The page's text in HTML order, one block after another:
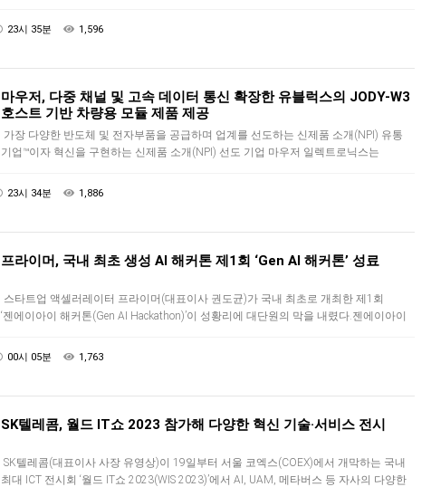
23시 35분 1,596
마우저, 다중 채널 및 고속 데이터 통신 확장한 유블럭스의 JODY-W3
호스트 기반 차량용 모듈 제품 제공
가장 다양한 반도체 및 전자부품을 공급하며 업계를 선도하는 신제품 소개(NPI) 유통
기업™이자 혁신을 구현하는 신제품 소개(NPI) 선도 기업 마우저 일렉트로닉스는
23시 34분 1,886
프라이머, 국내 최초 생성 AI 해커톤 제1회 ‘Gen AI 해커톤’ 성료
스타트업 액셀러레이터 프라이머(대표이사 권도균)가 국내 최초로 개최한 제1회
‘젠에이아이 해커톤(Gen AI Hackathon)’이 성황리에 대단원의 막을 내렸다.젠에이아이
00시 05분 1,763
SK텔레콤, 월드 IT쇼 2023 참가해 다양한 혁신 기술·서비스 전시
SK텔레콤(대표이사 사장 유영상)이 19일부터 서울 코엑스(COEX)에서 개막하는 국내
최대 ICT 전시회 ‘월드 IT쇼 2023(WIS 2023)’에서 AI, UAM, 메타버스 등 자사의 다양한